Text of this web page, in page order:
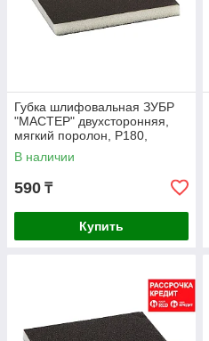
Губка шлифовальная ЗУБР
"МАСТЕР" двухсторонняя,
мягкий поролон, Р180,
123х98х12мм (35614-180)
В наличии
590 ₸
Купить